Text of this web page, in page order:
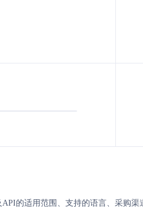
API的适用范围、支持的语言、采购渠